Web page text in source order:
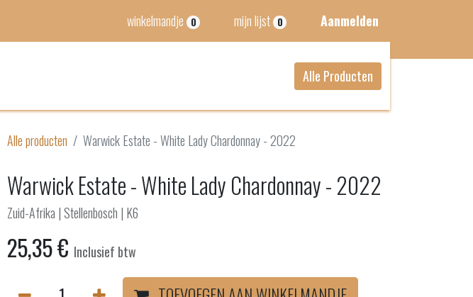
winkelmandje 0 mijn lijst 0 Aanmelden
Alle Producten
Alle producten Warwick Estate - White Lady Chardonnay - 2022
Warwick Estate - White Lady Chardonnay - 2022
Zuid-Afrika | Stellenbosch | K6
25,35€ Inclusief btw